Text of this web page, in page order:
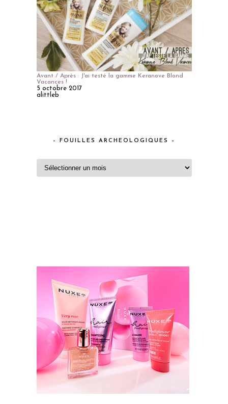
Avant / Après : J'ai testé la gamme Keranove Blond
Vacances !
5 octobre 2017
alittleb
– FOUILLES ARCHEOLOGIQUES –